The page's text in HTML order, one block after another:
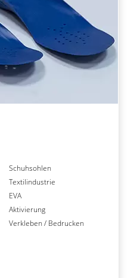
Schuhsohlen
Textilindustrie
EVA
Aktivierung
Verkleben / Bedrucken